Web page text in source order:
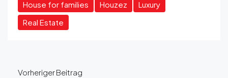
House for families Houzez
Luxury
Real Estate
Vorheriger Beitrag